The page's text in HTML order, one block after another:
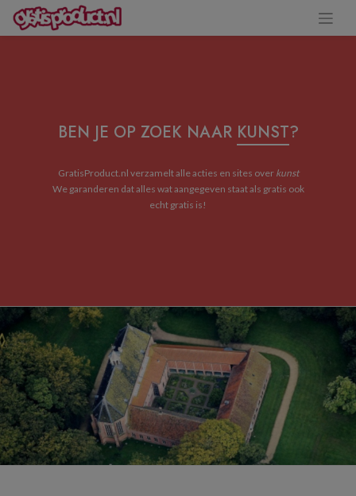
BEN JE OP ZOEK NAAR KUNST?
GratisProduct.nl verzamelt alle acties en sites over kunst
We garanderen dat alles wat aangegeven staat als gratis ook
echt gratis is!